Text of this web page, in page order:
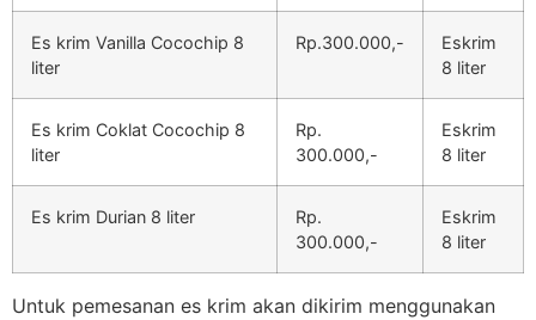
Es krim Vanilla Cocochip 8
liter
Rp.300.000,-
Eskrim
8 liter
Es krim Coklat Cocochip 8
liter
Rp.
300.000,-
Eskrim
8 liter
Es krim Durian 8 liter
Rp.
300.000,-
Eskrim
8 liter
Untuk pemesanan es krim akan dikirim menggunakan